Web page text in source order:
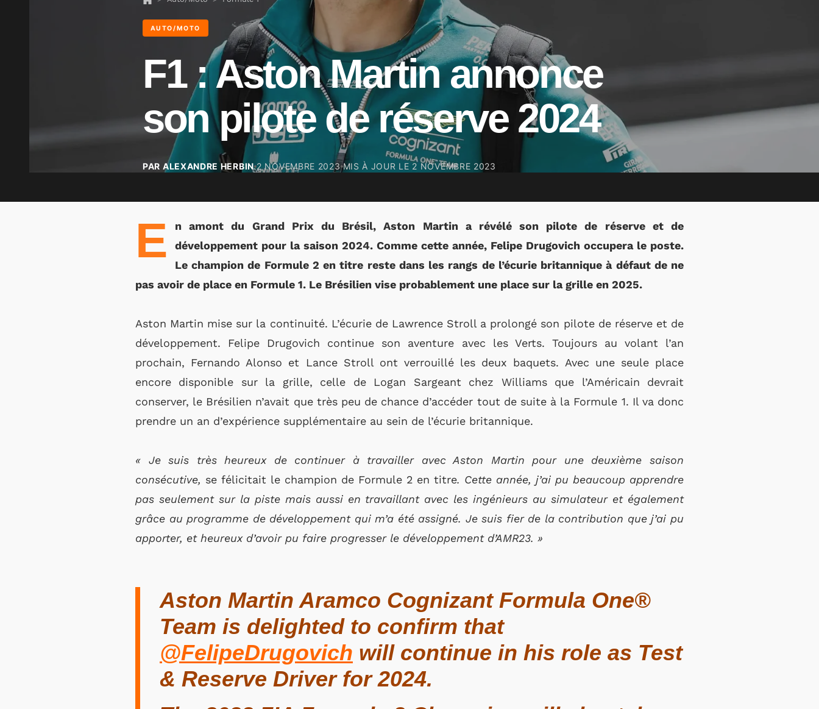
AUTO/MOTO
F1 : Aston Martin annonce
son pilote de réserve 2024
PAR ALEXANDRE HERBIN 2 NOVEMBRE 2023 MIS À JOUR LE 2 NOVEMBRE 2023
E
n amont du Grand Prix du Brésil, Aston Martin a révélé son pilote de réserve et de
développement pour la saison 2024. Comme cette année, Felipe Drugovich occupera le poste.
Le champion de Formule 2 en titre reste dans les rangs de l’écurie britannique à défaut de ne
pas avoir de place en Formule 1. Le Brésilien vise probablement une place sur la grille en 2025.
Aston Martin mise sur la continuité. L’écurie de Lawrence Stroll a prolongé son pilote de réserve et de
développement. Felipe Drugovich continue son aventure avec les Verts. Toujours au volant l’an
prochain, Fernando Alonso et Lance Stroll ont verrouillé les deux baquets. Avec une seule place
encore disponible sur la grille, celle de Logan Sargeant chez Williams que l’Américain devrait
conserver, le Brésilien n’avait que très peu de chance d’accéder tout de suite à la Formule 1. Il va donc
prendre un an d’expérience supplémentaire au sein de l’écurie britannique.
« Je suis très heureux de continuer à travailler avec Aston Martin pour une deuxième saison
consécutive, se félicitait le champion de Formule 2 en titre. Cette année, j’ai pu beaucoup apprendre
pas seulement sur la piste mais aussi en travaillant avec les ingénieurs au simulateur et également
grâce au programme de développement qui m’a été assigné. Je suis fier de la contribution que j’ai pu
apporter, et heureux d’avoir pu faire progresser le développement d’AMR23. »
Aston Martin Aramco Cognizant Formula One®
Team is delighted to confirm that
@FelipeDrugovich will continue in his role as Test
& Reserve Driver for 2024.